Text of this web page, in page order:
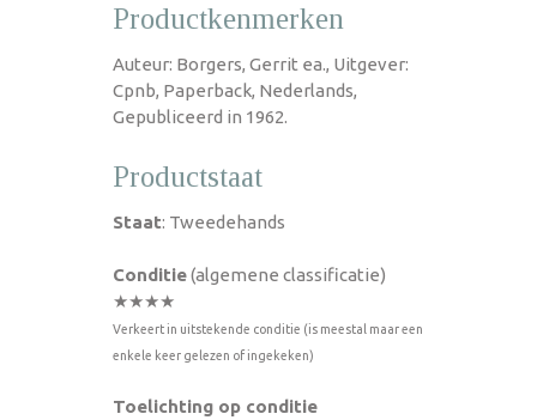
Productkenmerken
Auteur: Borgers, Gerrit ea., Uitgever:
Cpnb, Paperback, Nederlands,
Gepubliceerd in 1962.
Productstaat
Staat: Tweedehands
Conditie(algemene classificatie)
★★★★
Verkeert in uitstekende conditie (is meestal maar een
enkele keer gelezen of ingekeken)
Toelichting op conditie